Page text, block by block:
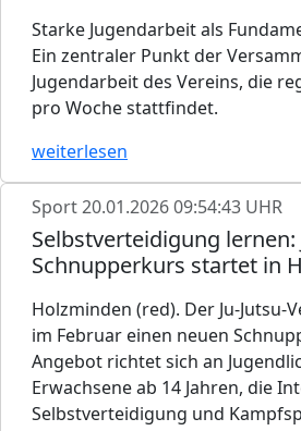
Starke Jugendarbeit als
Ein zentraler Punkt der
Jugendarbeit des Vereins, die
pro Woche stattfindet.
weiterlesen
Sport20.01.2026 09:54:43 UHR
Selbstverteidigung lernen:
Schnupperkurs startet in
Holzminden (red). Der Ju-Jutsu-
im Februar einen neuen
Angebot richtet sich an
Erwachsene ab 14 Jahren, die
Selbstverteidigung und